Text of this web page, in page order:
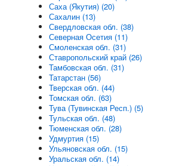
Саха (Якутия) (20)
Сахалин (13)
Свердловская обл. (38)
Северная Осетия (11)
Смоленская обл. (31)
Ставропольский край (26)
Тамбовская обл. (31)
Татарстан (56)
Тверская обл. (44)
Томская обл. (63)
Тува (Тувинская Респ.) (5)
Тульская обл. (48)
Тюменская обл. (28)
Удмуртия (15)
Ульяновская обл. (15)
Уральская обл. (14)